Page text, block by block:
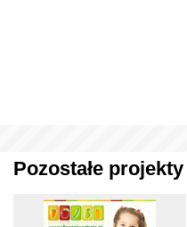
Pozostałe